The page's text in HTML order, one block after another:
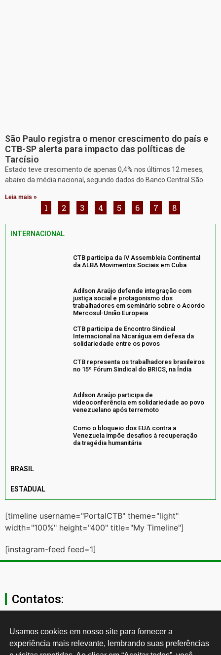
São Paulo registra o menor crescimento do país e
CTB-SP alerta para impacto das políticas de
Tarcísio
Estado teve crescimento de apenas 0,4% nos últimos 12 meses,
abaixo da média nacional, segundo dados do Banco Central São
Leia mais »
1 2 3 4 5 6 7 8
INTERNACIONAL
CTB participa da IV Assembleia Continental
da ALBA Movimentos Sociais em Cuba
Adilson Araújo defende integração com
justiça social e protagonismo dos
trabalhadores em seminário sobre o Acordo
Mercosul-União Europeia
CTB participa de Encontro Sindical
Internacional na Nicarágua em defesa da
solidariedade entre os povos
CTB representa os trabalhadores brasileiros
no 15º Fórum Sindical do BRICS, na Índia
Adilson Araújo participa de
videoconferência em solidariedade ao povo
venezuelano após terremoto
Como o bloqueio dos EUA contra a
Venezuela impõe desafios à recuperação
da tragédia humanitária
BRASIL
ESTADUAL
[timeline username="PortalCTB" theme="light"
width="100%" height="400" title="My Timeline"]
[instagram-feed feed=1]
Contatos:
secgeral@ctb.org.br
11 3874-0040
Usamos cookies em nosso site para fornecer a
experiência mais relevante, lembrando suas preferências